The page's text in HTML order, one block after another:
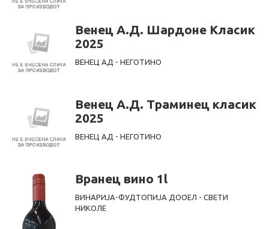
Венец А.Д. Шардоне Класик
2025
ВЕНЕЦ АД - НЕГОТИНО
Венец А.Д. Траминец класик
2025
ВЕНЕЦ АД - НЕГОТИНО
Вранец вино 1l
ВИНАРИЈА-ФУДТОПИЈА ДООЕЛ - СВЕТИ
НИКОЛЕ